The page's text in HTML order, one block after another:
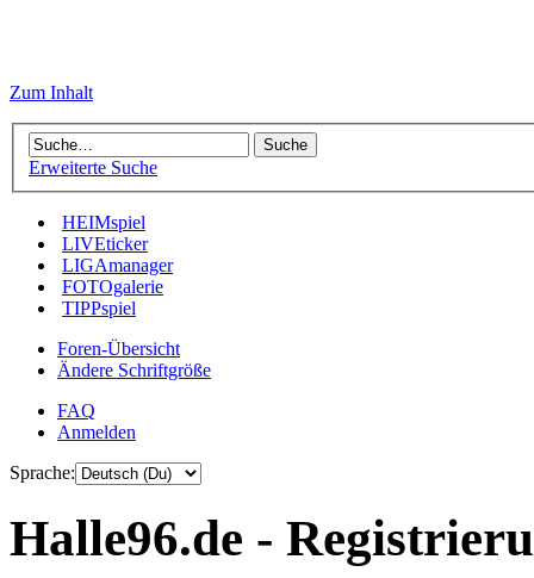
Zum Inhalt
Erweiterte Suche
HEIMspiel
LIVEticker
LIGAmanager
FOTOgalerie
TIPPspiel
Foren-Übersicht
Ändere Schriftgröße
FAQ
Anmelden
Sprache:
Halle96.de -